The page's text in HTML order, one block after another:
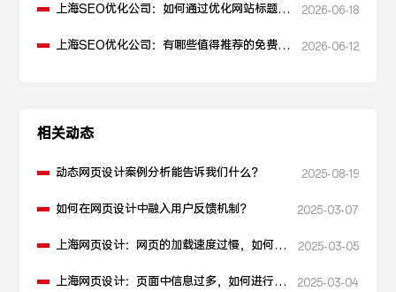
上海SEO优化公司：如何通过优化网站标题提
2026-06-18
上海SEO优化公司：有哪些值得推荐的免费
2026-06-12
相关动态
动态网页设计案例分析能告诉我们什么？ 2025-08-19
如何在网页设计中融入用户反馈机制？ 2025-03-07
上海网页设计：网页的加载速度过慢，如何进
2025-03-05
上海网页设计：页面中信息过多，如何进行信
2025-03-04